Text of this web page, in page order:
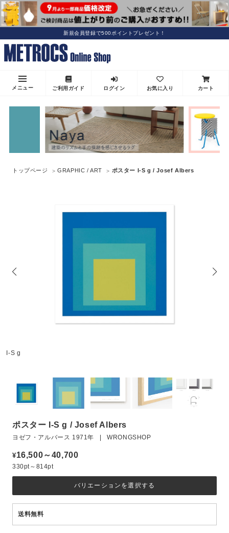
新規会員登録で500ポイントプレゼント！
メニュー ご利用ガイド ログイン お気に入り カート
トップページ GRAPHIC / ART ポスター I-S g / Josef Albers
I-S g
ポスター I-S g / Josef Albers
ヨゼフ・アルバース 1971年 | WRONGSHOP
¥16,500～40,700
330pt～814pt
バリエーションを選択する
送料無料